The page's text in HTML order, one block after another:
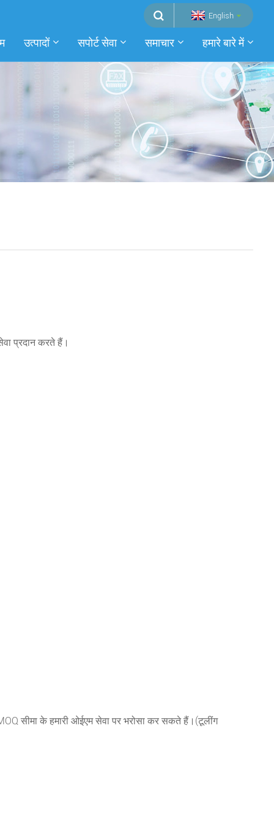
English
उत्पादों सपोर्ट सेवा समाचार हमारे बारे में
प्रदान करते हैं।
सीमा के हमारी ओईएम सेवा पर भरोसा कर सकते हैं।(टूलींग